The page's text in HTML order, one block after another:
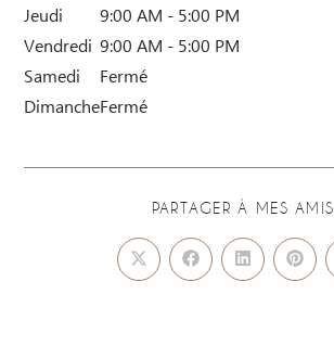
Jeudi
9:00 AM - 5:00 PM
Vendredi 9:00 AM - 5:00 PM
Samedi
Fermé
DimancheFermé
PARTAGER À MES AMIS